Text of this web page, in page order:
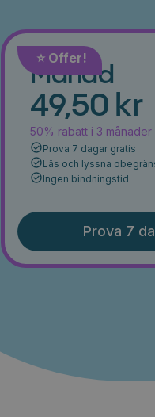
⭐️ Offer!
Månad
49,50 kr
50% rabatt i 3 månader
Prova 7 dagar gratis
Läs och lyssna
Ingen bindningstid
Prova 7